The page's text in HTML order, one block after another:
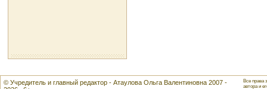
© Учредитель и главный редактор - Атаулова Ольга Валентиновна 2007 -
Все права
автора и